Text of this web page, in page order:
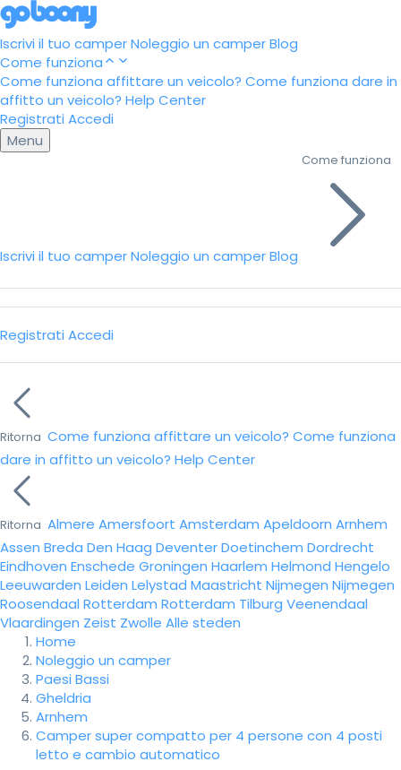
Iscrivi il tuo camperNoleggio un camperBlog
Come funziona
Come funziona affittare un veicolo? Come funziona dare in
affitto un veicolo? Help Center
Registrati Accedi
Menu
Iscrivi il tuo camperNoleggio un camperBlog
Come funziona
Registrati Accedi
Ritorna Come funziona affittare un veicolo? Come funziona
dare in affitto un veicolo? Help Center
Ritorna Almere Amersfoort Amsterdam Apeldoorn Arnhem
Assen Breda Den Haag DeventerDoetinchem Dordrecht
Eindhoven Enschede Groningen Haarlem Helmond Hengelo
Leeuwarden Leiden Lelystad Maastricht Nijmegen Nijmegen
Roosendaal Rotterdam Rotterdam Tilburg Veenendaal
Vlaardingen Zeist Zwolle Alle steden
Home
Noleggio un camper
Paesi Bassi
Gheldria
Arnhem
Camper super compatto per 4 persone con 4 posti
letto e cambio automatico